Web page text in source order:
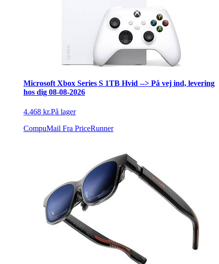
Microsoft Xbox Series S 1TB Hvid --> På vej ind, levering
hos dig 08-08-2026
4.468 kr.På lager
CompuMail Fra PriceRunner